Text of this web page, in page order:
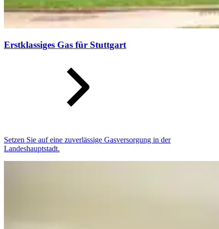
Erstklassiges Gas für Stuttgart
Setzen Sie auf eine zuverlässige Gasversorgung in der
Landeshauptstadt.